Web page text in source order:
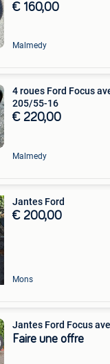
€ 160,00
Malmedy
4 roues Ford Focus
205/55-16
€ 220,00
Malmedy
Jantes Ford
€ 200,00
Mons
Jantes Ford Focus
Faire une offre